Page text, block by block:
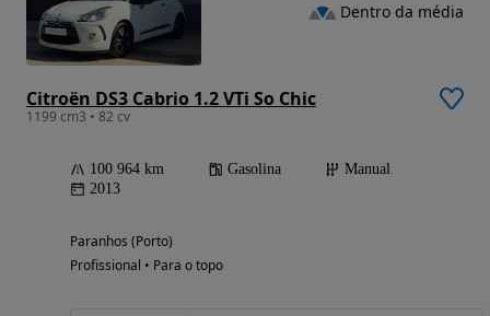
Citroën DS3 Cabrio 1.2 VTi So Chic
1199 cm3 • 82 cv
100 964 km Gasolina
Manual
2013
Paranhos (Porto)
Profissional • Para o topo
Dentro da média